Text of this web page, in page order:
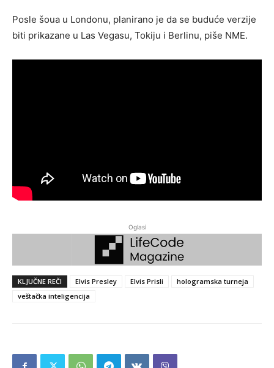
Posle šoua u Londonu, planirano je da se buduće verzije
biti prikazane u Las Vegasu, Tokiju i Berlinu, piše NME.
Oglasi
KLJUČNE REČI Elvis Presley Elvis Prisli
hologramska turneja
veštačka inteligencija